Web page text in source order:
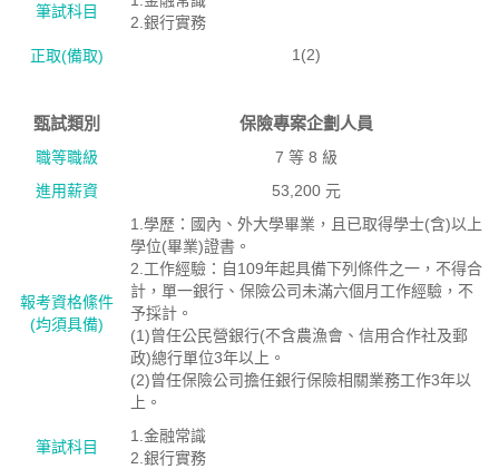
筆試科目
2.銀行實務
正取(備取)
1(2)
甄試類別 保險專案企劃人員
職等職級
7 等 8 級
進用薪資
53,200 元
報考資格絛件
(均須具備)
1.學歷：國內、外大學畢業，且已取得學士(含)以上
學位(畢業)證書。
2.工作經驗：自109年起具備下列條件之一，不得合
計，單一銀行、保險公司未滿六個月工作經驗，不
予採計。
(1)曾任公民營銀行(不含農漁會、信用合作社及郵
政)總行單位3年以上。
(2)曾任保險公司擔任銀行保險相關業務工作3年以
上。
筆試科目
1.金融常識
2.銀行實務